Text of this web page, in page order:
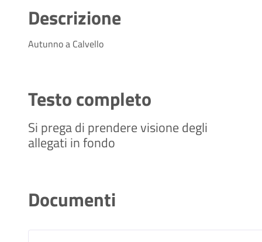
Descrizione
Autunno a Calvello
Testo completo
Si prega di prendere visione degli
allegati in fondo
Documenti